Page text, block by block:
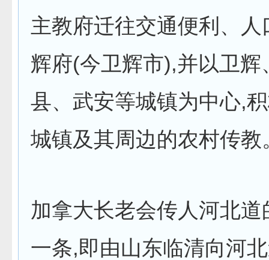
主教府迁往交通便利、人
辉府(今卫辉市),并以卫辉
县、武安等城镇为中心,
城镇及其周边的农村传教
加拿大长老会传人河北道
一条,即由山东临清向河